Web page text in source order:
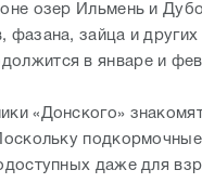
озер Ильмень и
фазана, зайца и других
в январе и
«Донского»
даже для